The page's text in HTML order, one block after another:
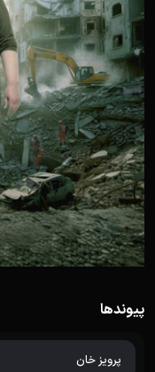
پیوندها
پرویز خان